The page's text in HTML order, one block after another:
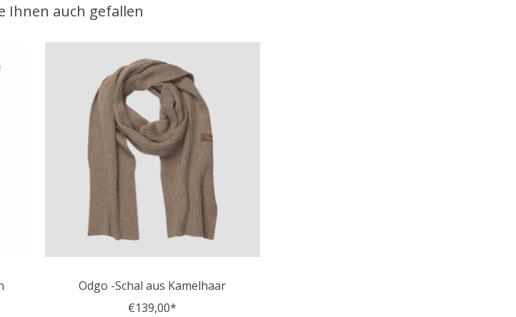
Ihnen auch gefallen
Odgo -Schal aus Kamelhaar
€139,00*